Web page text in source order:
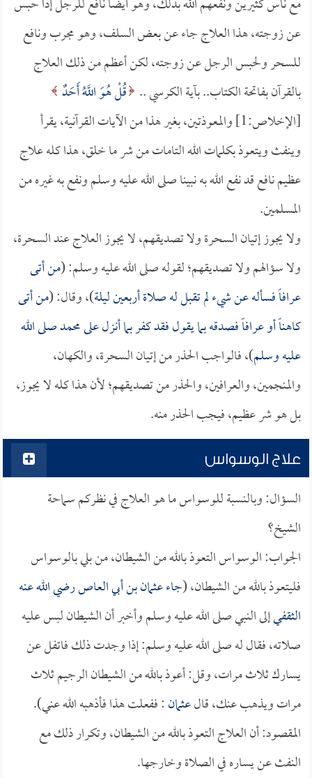
عن زوجته، هذا العلاج جاء عن بعض السلف، وهو مجرب ونافع
للسحر ولحبس الرجل عن زوجته، لكن أعظم من ذلك العلاج
بالقرآن بفاتحة الكتاب.. بآية الكرسي .. قُلْ هُوَ اللَّهُ أَحَدٌ
[الإخلاص:1] والمعوذتين، بغير هذا من الآيات القرآنية، يقرأ
وينفث ويتعوذ بكلمات الله التامات من شر ما خلق، هذا كله علاج
عظيم نافع قد نفع الله به نبينا صلى الله عليه وسلم ونفع به غيره من
المسلمين.
ولا يجوز إتيان السحرة ولا تصديقهم، لا يجوز العلاج عند السحرة،
ولا سؤالهم ولا تصديقهم؛ لقوله صلى الله عليه وسلم: (من أتى
عرافاً فسأله عن شيء لم تقبل له صلاة أربعين ليلة)، وقال: (من أتى
كاهناً أو عرافاً فصدقه بما يقول فقد كفر بما أنزل على محمد صلى الله
عليه وسلم)، فالواجب الحذر من إتيان السحرة، والكهان،
والمنجمين، والعرافين، والحذر من تصديقهم؛ لأن هذا كله لا يجوز،
بل هو شر عظيم، فيجب الحذر منه.
علاج الوسواس
السؤال: وبالنسبة للوسواس ما هو العلاج في نظركم سماحة
الشيخ؟
الجواب: الوسواس التعوذ بالله من الشيطان، من بلي بالوسواس
فليتعوذ بالله من الشيطان، (جاءعثمان بن أبي العاصرضي الله عنه
الثقفيإلى النبي صلى الله عليه وسلم وأخبر أن الشيطان لبس عليه
صلاته، فقال له صلى الله عليه وسلم: إذا وجدت ذلك فاتفل عن
يسارك ثلاث مرات، وقل: أعوذ بالله من الشيطان الرجيم ثلاث
مرات ويذهب عنك، قالعثمان: ففعلت هذا فأذهبه الله عني).
المقصود: أن العلاج التعوذ بالله من الشيطان، وتكرار ذلك مع
النفث عن يساره في الصلاة وخارجها.